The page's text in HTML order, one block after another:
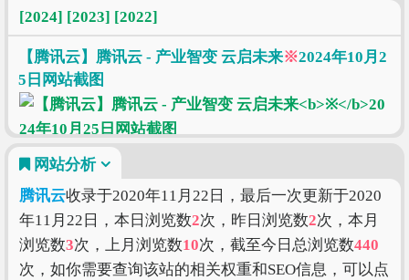
[2024] [2023] [2022]
【腾讯云】腾讯云 - 产业智变 云启未来※2024年10月2
5日网站截图
网站分析
腾讯云收录于2020年11月22日，最后一次更新于2020
年11月22日，本日浏览数2次，昨日浏览数2次，本月
浏览数3次，上月浏览数10次，截至今日总浏览数440
次，如你需要查询该站的相关权重和SEO信息，可以点